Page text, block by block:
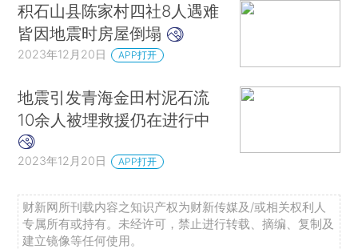
积石山县陈家村四社8人遇难
皆因地震时房屋倒塌
2023年12月20日 APP打开
地震引发青海金田村泥石流
10余人被埋救援仍在进行中
2023年12月20日 APP打开
财新网所刊载内容之知识产权为财新传媒及/或相关权利人
专属所有或持有。未经许可，禁止进行转载、摘编、复制及
建立镜像等任何使用。